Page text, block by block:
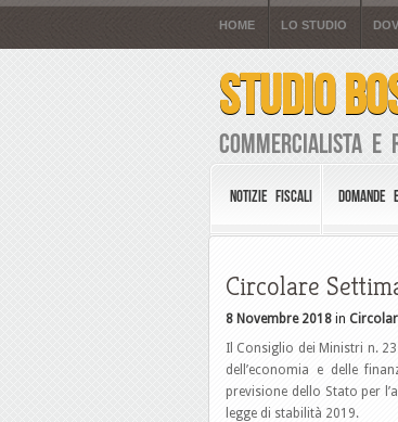
HOME LO STUDIO
STUDIO
Commercialista e
NOTIZIE FISCALI DOMANDE
Circolare
8 Novembre 2018 in
Il Consiglio dei Ministri n.
dell’economia e delle
previsione dello Stato per
legge di stabilità 2019.